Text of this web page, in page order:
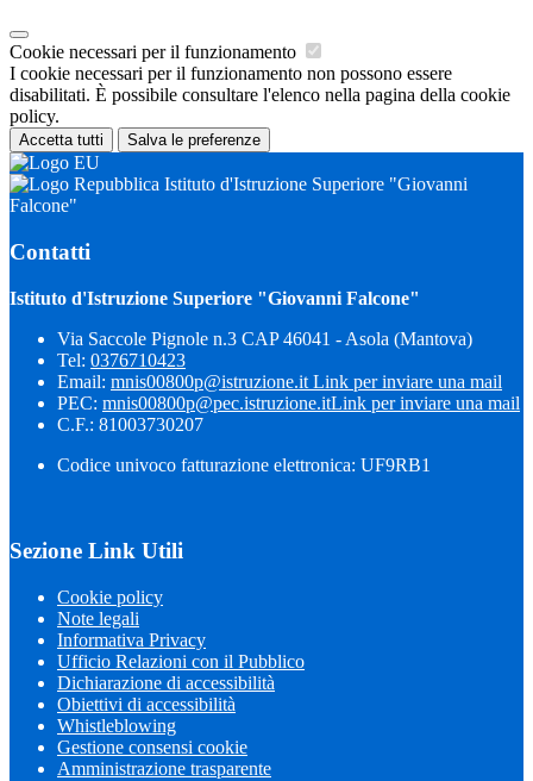
Cookie necessari per il funzionamento
I cookie necessari per il funzionamento non possono essere
disabilitati. È possibile consultare l'elenco nella pagina della cookie
policy.
Accetta tutti Salva le preferenze
Istituto d'Istruzione Superiore "Giovanni
Falcone"
Contatti
Istituto d'Istruzione Superiore "Giovanni Falcone"
Via Saccole Pignole n.3 CAP 46041 - Asola (Mantova)
Tel: 0376710423
Email: mnis00800p@istruzione.it Link per inviare una mail
PEC: mnis00800p@pec.istruzione.itLink per inviare una mail
C.F.: 81003730207
Codice univoco fatturazione elettronica: UF9RB1
Sezione Link Utili
Cookie policy
Note legali
Informativa Privacy
Ufficio Relazioni con il Pubblico
Dichiarazione di accessibilità
Obiettivi di accessibilità
Whistleblowing
Gestione consensi cookie
Amministrazione trasparente